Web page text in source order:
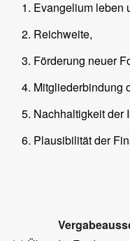
Evangelium leben
Reichweite,
Förderung neuer
Mitgliederbindung
Nachhaltigkeit der
Plausibilität der